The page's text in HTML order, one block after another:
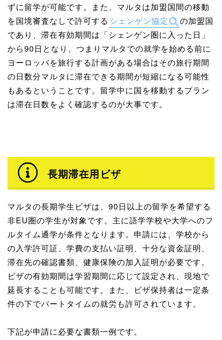
ずに留学が可能です。また、マルタは加盟国間の移動
を国境審査なしで許可する シェンゲン協定
の加盟国
であり、滞在有効期間は「シェンゲン圏に入った日」
から90日となり、つまりマルタでの就学を始める前に
ヨーロッパを旅行する計画がある場合はその旅行期間
の日数分マルタに滞在できる期間が短縮になる可能性
もあるということです。留学中に国を移動するプラン
は滞在日数をよく確認するのが大事です。
長期滞在用ビザ
マルタの長期学生ビザは、90日以上の留学を希望する
非EU圏の学生が対象です。主に語学学校や大学へのフ
ルタイム通学が条件となります。申請には、学校から
の入学許可証、学費の支払い証明、十分な資金証明、
滞在先の確認書類、健康保険の加入証明が必要です。
ビザの有効期間は学習期間に応じて設定され、現地で
延長することも可能です。また、ビザ保持者は一定条
件の下でパートタイムの就労も許可されています。
下記が申請に必要な書類一例です。